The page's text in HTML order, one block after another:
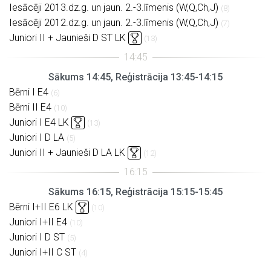
Iesācēji 2013.dz.g. un jaun. 2.-3.līmenis (W,Q,Ch,J) (8)
Iesācēji 2012.dz.g. un jaun. 2.-3.līmenis (W,Q,Ch,J) (7)
Juniori II + Jaunieši D ST LK (13)
Sākums 14:45, Reģistrācija 13:45-14:15
Bērni I E4 (6)
Bērni II E4 (10)
Juniori I E4 LK (13)
Juniori I D LA (5)
Juniori II + Jaunieši D LA LK (12)
Sākums 16:15, Reģistrācija 15:15-15:45
Bērni I+II E6 LK
(10)
Juniori I+II E4 (10)
Juniori I D ST (5)
Juniori I+II C ST (4)